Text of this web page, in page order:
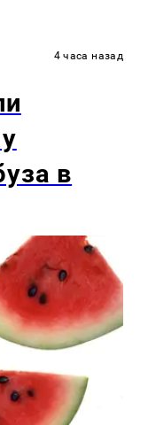
4 часа назад
в